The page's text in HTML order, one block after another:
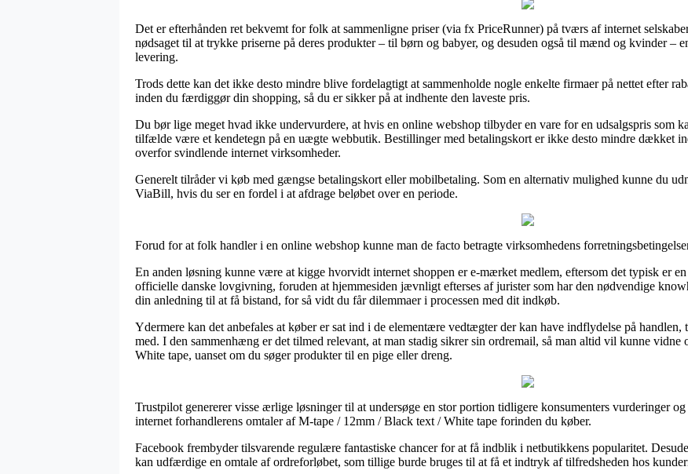
Det er efterhånden ret bekvemt for folk at sammenligne priser (via fx PriceRunner) på tværs af internet
nødsaget til at trykke priserne på deres produkter – til børn og babyer, og desuden også til mænd og kvinder –
levering.
Trods dette kan det ikke desto mindre blive fordelagtigt at sammenholde nogle enkelte firmaer på nettet efter
inden du færdiggør din shopping, så du er sikker på at indhente den laveste pris.
Du bør lige meget hvad ikke undervurdere, at hvis en online webshop tilbyder en vare for en udsalgspris som
tilfælde være et kendetegn på en uægte webbutik. Bestillinger med betalingskort er ikke desto mindre dækket
overfor svindlende internet virksomheder.
Generelt tilråder vi køb med gængse betalingskort eller mobilbetaling. Som en alternativ mulighed kunne du
ViaBill, hvis du ser en fordel i at afdrage beløbet over en periode.
Forud for at folk handler i en online webshop kunne man de facto betragte virksomhedens
En anden løsning kunne være at kigge hvorvidt internet shoppen er e-mærket medlem, eftersom det typisk er
officielle danske lovgivning, foruden at hjemmesiden jævnligt efterses af jurister som har den nødvendige
din anledning til at få bistand, for så vidt du får dilemmaer i processen med dit indkøb.
Ydermere kan det anbefales at køber er sat ind i de elementære vedtægter der kan have indflydelse på
med. I den sammenhæng er det tilmed relevant, at man stadig sikrer sin ordremail, så man altid vil kunne
White tape, uanset om du søger produkter til en pige eller dreng.
Trustpilot genererer visse ærlige løsninger til at undersøge en stor portion tidligere konsumenters vurderinger
internet forhandlerens omtaler af M-tape / 12mm / Black text / White tape forinden du køber.
Facebook frembyder tilsvarende regulære fantastiske chancer for at få indblik i netbutikkens popularitet.
kan udfærdige en omtale af ordreforløbet, som tillige burde bruges til at få et indtryk af tilfredsheden hos